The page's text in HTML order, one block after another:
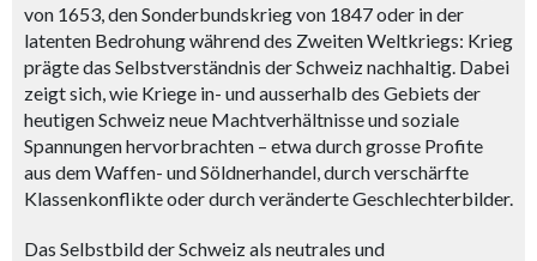
von 1653, den Sonderbundskrieg von 1847 oder in der
latenten Bedrohung während des Zweiten Weltkriegs: Krieg
prägte das Selbstverständnis der Schweiz nachhaltig. Dabei
zeigt sich, wie Kriege in- und ausserhalb des Gebiets der
heutigen Schweiz neue Machtverhältnisse und soziale
Spannungen hervorbrachten – etwa durch grosse Profite
aus dem Waffen- und Söldnerhandel, durch verschärfte
Klassenkonflikte oder durch veränderte Geschlechterbilder.
Das Selbstbild der Schweiz als neutrales und